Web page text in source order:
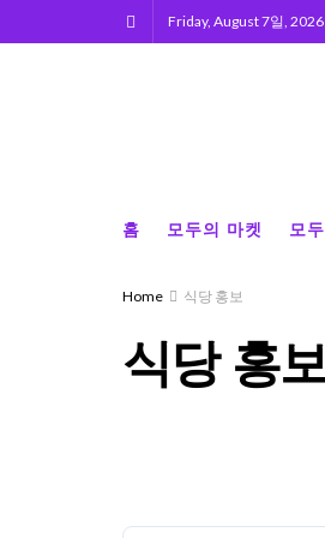
Friday, August 7일, 2026
홈 모두의 마켓 모
Home 식당 홍보
식당 홍